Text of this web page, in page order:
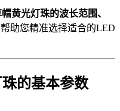
黄光灯珠的波长范围、
帮助您精准选择适合的LED
的基本参数